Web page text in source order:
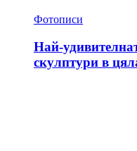
Фотописи
Най-
скулптури в